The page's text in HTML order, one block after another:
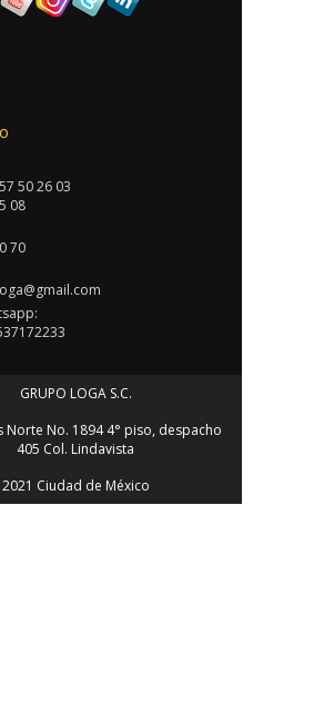
50 26 03
08
70
GRUPO LOGA S.C.
Norte No. 1894 4° piso, despacho
405 Col. Lindavista
2021 Ciudad de México